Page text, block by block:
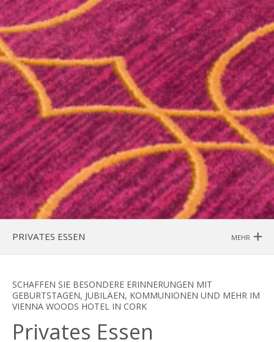
MEHR
PRIVATES ESSEN
SCHAFFEN SIE BESONDERE ERINNERUNGEN MIT
GEBURTSTAGEN, JUBILÄEN, KOMMUNIONEN UND MEHR IM
VIENNA WOODS HOTEL IN CORK
Privates Essen